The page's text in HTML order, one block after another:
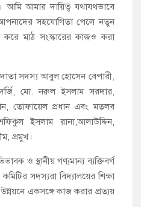
আমি আমার দায়িত্ব যথাযথভাবে
আপনাদের সহযোগিতা পেলে নতুন
করে মাঠ সংস্কারের কাজও করা
সদস্য আবুল হোসেন বেপারী,
মো. নরুল ইসলাম সরদার,
তোফায়েল প্রধান এবং মতলব
ইসলাম রানা,আলাউদ্দিন,
প্রমুখ।
ও স্থানীয় গণ্যমান্য ব্যক্তিবর্গ
সদস্যরা বিদ্যালয়ের শিক্ষা
উন্নয়নে একসঙ্গে কাজ করার প্রত্যয়